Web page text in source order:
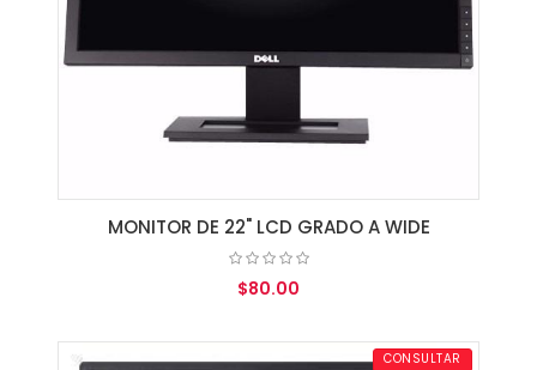
MONITOR DE 22" LCD GRADO A WIDE
$80.00
AGREGAR AL CARRITO CONSULTAR